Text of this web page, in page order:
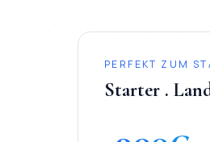
PERFEKT ZUM
Starter .